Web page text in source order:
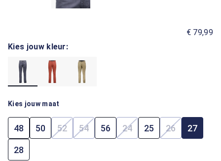
€ 79,99
Kies jouw kleur:
Kies jouw maat
48 50 52(Deze optie is momenteel niet beschikbaar.)
54(Deze optie is momenteel niet
56 24(Deze optie is momenteel
25 26(Deze optie
27
28